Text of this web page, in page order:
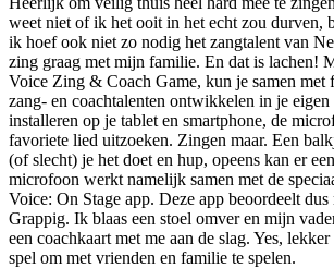
weet niet of ik het ooit in het echt zou durven,
ik hoef ook niet zo nodig het zangtalent van
zing graag met mijn familie. En dat is lachen!
Voice Zing & Coach Game, kun je samen met
zang- en coachtalenten ontwikkelen in je eigen
installeren op je tablet en smartphone, de
favoriete lied uitzoeken. Zingen maar. Een
(of slecht) je het doet en hup, opeens kan er
microfoon werkt namelijk samen met de
Voice: On Stage app. Deze app beoordeelt
Grappig. Ik blaas een stoel omver en mijn
een coachkaart met me aan de slag. Yes,
spel om met vrienden en familie te spelen.